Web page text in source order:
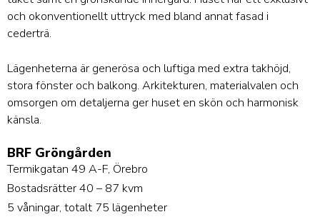
och okonventionellt uttryck med bland annat fasad i
cederträ.
Lägenheterna är generösa och luftiga med extra takhöjd,
stora fönster och balkong. Arkitekturen, materialvalen och
omsorgen om detaljerna ger huset en skön och harmonisk
känsla.
BRF Gröngården
Termikgatan 49 A-F, Örebro
Bostadsrätter 40 – 87 kvm
5 våningar, totalt 75 lägenheter